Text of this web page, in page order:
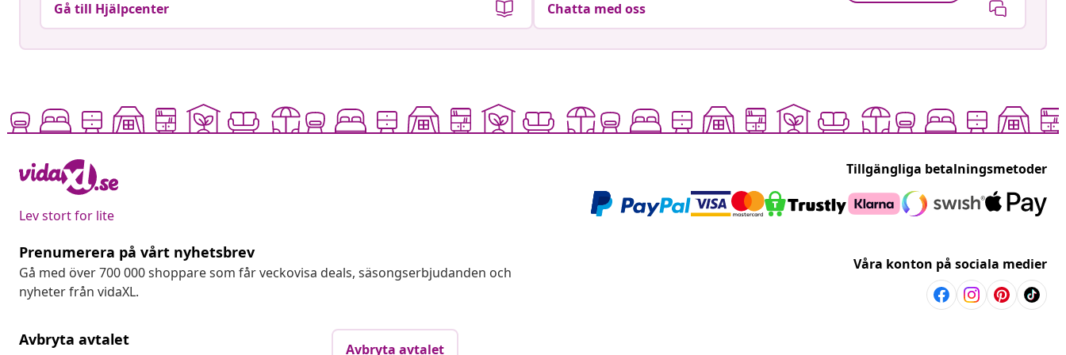
Gå till Hjälpcenter Chatta med oss
Lev stort for lite
Tillgängliga betalningsmetoder
Prenumerera på vårt nyhetsbrev
Gå med över 700 000 shoppare som får veckovisa deals, säsongserbjudanden och
nyheter från vidaXL.
Våra konton på sociala medier
Avbryta avtalet
Avbryta avtalet